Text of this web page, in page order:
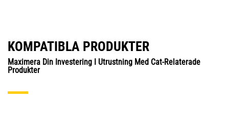
KOMPATIBLA PRODUKTER
Maximera Din Investering I Utrustning Med Cat-Relaterade
Produkter